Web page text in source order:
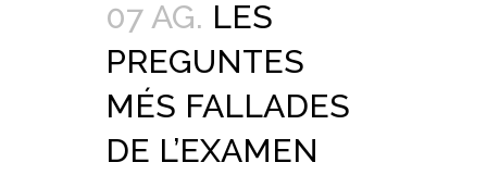
07 AG. LES
PREGUNTES
MÉS FALLADES
DE L’EXAMEN